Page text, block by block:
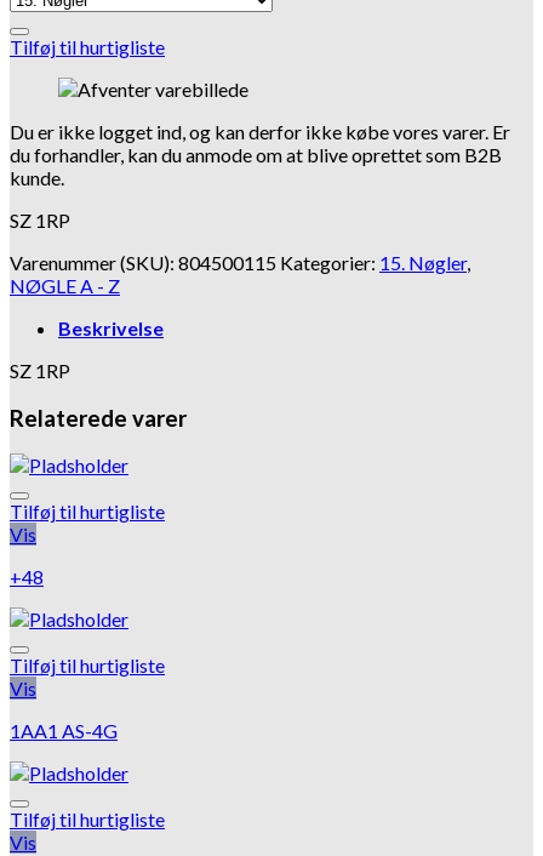
Tilføj til hurtigliste
Du er ikke logget ind, og kan derfor ikke købe vores varer. Er
du forhandler, kan du anmode om at blive oprettet som B2B
kunde.
SZ 1RP
Varenummer (SKU): 804500115 Kategorier: 15. Nøgler,
NØGLE A - Z
Beskrivelse
SZ 1RP
Relaterede varer
Tilføj til hurtigliste
Vis
+48
Tilføj til hurtigliste
Vis
1AA1 AS-4G
Tilføj til hurtigliste
Vis